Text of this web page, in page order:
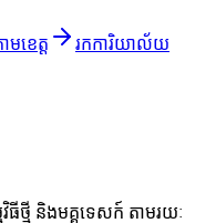
មខេត្ត
រកការិយាល័យ
មី និងមគ្គុទេសក៍ តាមរយៈ